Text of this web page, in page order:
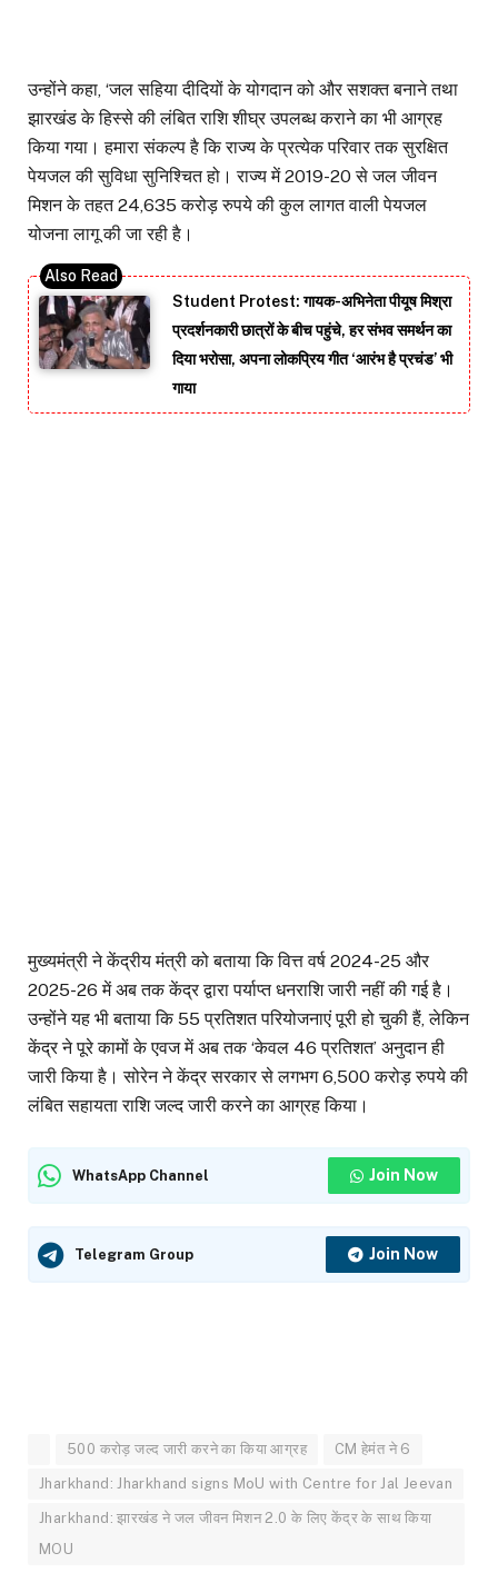
उन्होंने कहा, ‘जल सहिया दीदियों के योगदान को और सशक्त बनाने तथा
झारखंड के हिस्से की लंबित राशि शीघ्र उपलब्ध कराने का भी आग्रह
किया गया। हमारा संकल्प है कि राज्य के प्रत्येक परिवार तक सुरक्षित
पेयजल की सुविधा सुनिश्चित हो। राज्य में 2019-20 से जल जीवन
मिशन के तहत 24,635 करोड़ रुपये की कुल लागत वाली पेयजल
योजना लागू की जा रही है।
Student Protest: गायक-अभिनेता पीयूष मिश्रा
प्रदर्शनकारी छात्रों के बीच पहुंचे, हर संभव समर्थन का
दिया भरोसा, अपना लोकप्रिय गीत ‘आरंभ है प्रचंड’ भी
गाया
मुख्यमंत्री ने केंद्रीय मंत्री को बताया कि वित्त वर्ष 2024-25 और
2025-26 में अब तक केंद्र द्वारा पर्याप्त धनराशि जारी नहीं की गई है।
उन्होंने यह भी बताया कि 55 प्रतिशत परियोजनाएं पूरी हो चुकी हैं, लेकिन
केंद्र ने पूरे कामों के एवज में अब तक ‘केवल 46 प्रतिशत’ अनुदान ही
जारी किया है। सोरेन ने केंद्र सरकार से लगभग 6,500 करोड़ रुपये की
लंबित सहायता राशि जल्द जारी करने का आग्रह किया।
WhatsApp Channel Join Now
Telegram Group Join Now
500 करोड़ जल्द जारी करने का किया आग्रह CM हेमंत ने 6
Jharkhand: Jharkhand signs MoU with Centre for Jal Jeevan
Jharkhand: झारखंड ने जल जीवन मिशन 2.0 के लिए केंद्र के साथ किया
MOU